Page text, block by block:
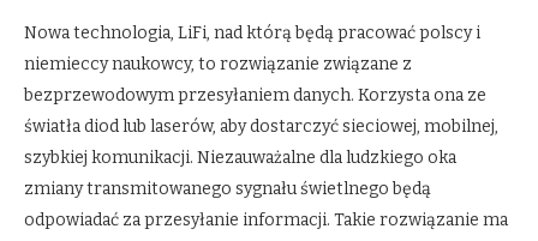
Nowa technologia, LiFi, nad którą będą pracować polscy i
niemieccy naukowcy, to rozwiązanie związane z
bezprzewodowym przesyłaniem danych. Korzysta ona ze
światła diod lub laserów, aby dostarczyć sieciowej, mobilnej,
szybkiej komunikacji. Niezauważalne dla ludzkiego oka
zmiany transmitowanego sygnału świetlnego będą
odpowiadać za przesyłanie informacji. Takie rozwiązanie ma